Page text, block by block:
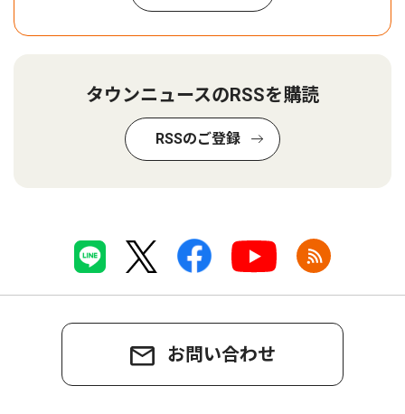
タウンニュースのRSSを購読
RSSのご登録
お問い合わせ